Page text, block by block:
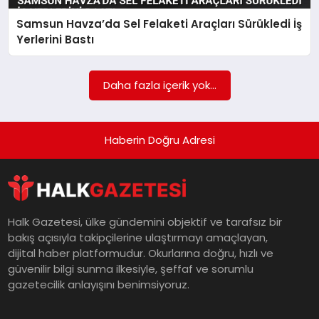
MAGAZIN
SPOR
TEKNOLOJI
YAŞAM
Samsun Havza’da Sel Felaketi Araçları Sürükledi İş
Yerlerini Bastı
Daha fazla içerik yok...
Haberin Doğru Adresi
Halk Gazetesi, ülke gündemini objektif ve tarafsız bir
bakış açısıyla takipçilerine ulaştırmayı amaçlayan,
dijital haber platformudur. Okurlarına doğru, hızlı ve
güvenilir bilgi sunma ilkesiyle, şeffaf ve sorumlu
gazetecilik anlayışını benimsiyoruz.